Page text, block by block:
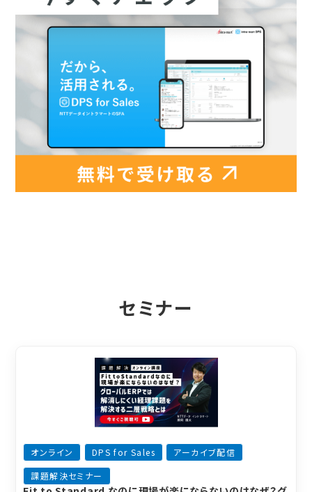
セミナー
オンライン DPS for Sales
アーカイブ配信
課題解決セミナー